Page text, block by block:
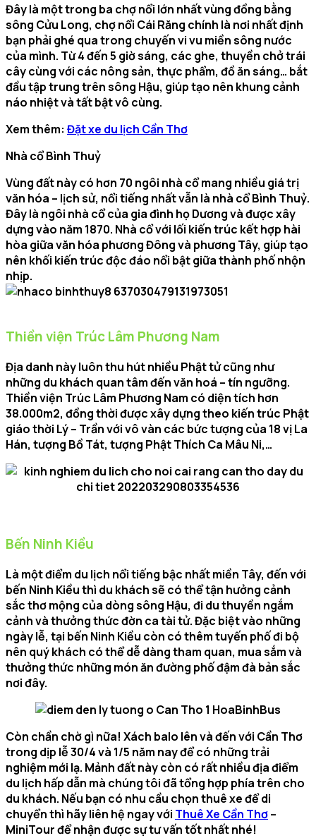
Đây là một trong ba chợ nổi lớn nhất vùng đồng bằng
sông Cửu Long, chợ nổi Cái Răng chính là nơi nhất định
bạn phải ghé qua trong chuyến vi vu miền sông nước
của mình. Từ 4 đến 5 giờ sáng, các ghe, thuyền chở trái
cây cùng với các nông sản, thực phẩm, đồ ăn sáng… bắt
đầu tập trung trên sông Hậu, giúp tạo nên khung cảnh
náo nhiệt và tất bật vô cùng.
Xem thêm: Đặt xe du lịch Cần Thơ
Nhà cổ Bình Thuỷ
Vùng đất này có hơn 70 ngôi nhà cổ mang nhiều giá trị
văn hóa – lịch sử, nổi tiếng nhất vẫn là nhà cổ Bình Thuỷ.
Đây là ngôi nhà cổ của gia đình họ Dương và được xây
dựng vào năm 1870. Nhà cổ với lối kiến trúc kết hợp hài
hòa giữa văn hóa phương Đông và phương Tây, giúp tạo
nên khối kiến trúc độc đáo nổi bật giữa thành phố nhộn
nhịp.
Thiền viện Trúc Lâm Phương Nam
Địa danh này luôn thu hút nhiều Phật tử cũng như
những du khách quan tâm đến văn hoá – tín ngưỡng.
Thiền viện Trúc Lâm Phương Nam có diện tích hơn
38.000m2, đồng thời được xây dựng theo kiến trúc Phật
giáo thời Lý – Trần với vô vàn các bức tượng của 18 vị La
Hán, tượng Bồ Tát, tượng Phật Thích Ca Mâu Ni,…
Bến Ninh Kiều
Là một điểm du lịch nổi tiếng bậc nhất miền Tây, đến với
bến Ninh Kiều thì du khách sẽ có thể tận hưởng cảnh
sắc thơ mộng của dòng sông Hậu, đi du thuyền ngắm
cảnh và thưởng thức đờn ca tài tử. Đặc biệt vào những
ngày lễ, tại bến Ninh Kiều còn có thêm tuyến phố đi bộ
nên quý khách có thể dễ dàng tham quan, mua sắm và
thưởng thức những món ăn đường phố đậm đà bản sắc
nơi đây.
Còn chần chờ gì nữa! Xách balo lên và đến với Cần Thơ
trong dịp lễ 30/4 và 1/5 năm nay để có những trải
nghiệm mới lạ. Mảnh đất này còn có rất nhiều địa điểm
du lịch hấp dẫn mà chúng tôi đã tổng hợp phía trên cho
du khách. Nếu bạn có nhu cầu chọn thuê xe để di
chuyển thì hãy liên hệ ngay với Thuê Xe Cần Thơ–
MiniTour để nhận được sự tư vấn tốt nhất nhé!